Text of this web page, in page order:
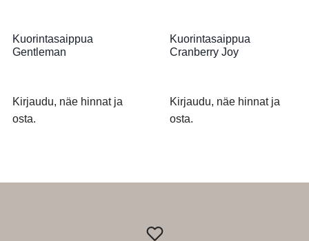
Kuorintasaippua
Gentleman
Kirjaudu, näe hinnat ja
osta.
Kuorintasaippua
Cranberry Joy
Kirjaudu, näe hinnat ja
osta.